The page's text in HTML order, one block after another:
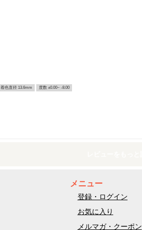
着色直径 13.6mm 度数 ±0.00~ -8.00
メニュー
登録・ログイン
お気に入り
メルマガ・クーポン